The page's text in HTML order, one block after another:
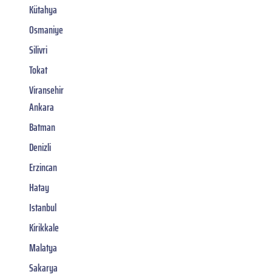
Kütahya
Osmaniye
Silivri
Tokat
Viransehir
Ankara
Batman
Denizli
Erzincan
Hatay
Istanbul
Kirikkale
Malatya
Sakarya